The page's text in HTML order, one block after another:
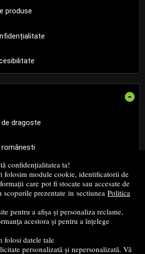
confidențialitatea ta!
folosim module cookie, identificatorii de
care pot fi stocate sau accesate de
prezentate in sectiunea Politica
pentru a afișa și personaliza reclame,
acestora și pentru a înțelege
folosi datele tale
personalizată și nepersonalizată. Vă
produse
-
dragoste
românești
de istorie